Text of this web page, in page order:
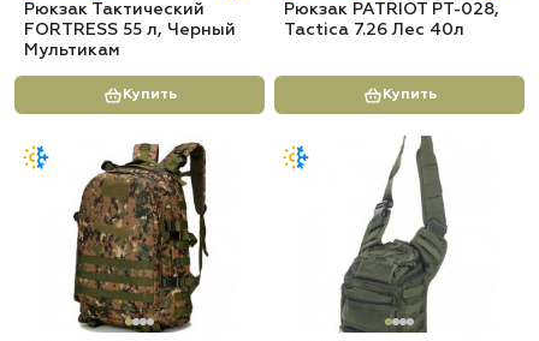
Рюкзак Тактический
FORTRESS 55 л, Черный
Мультикам
Купить
Рюкзак PATRIOT РТ-028,
Tactica 7.26 Лес 40л
Купить